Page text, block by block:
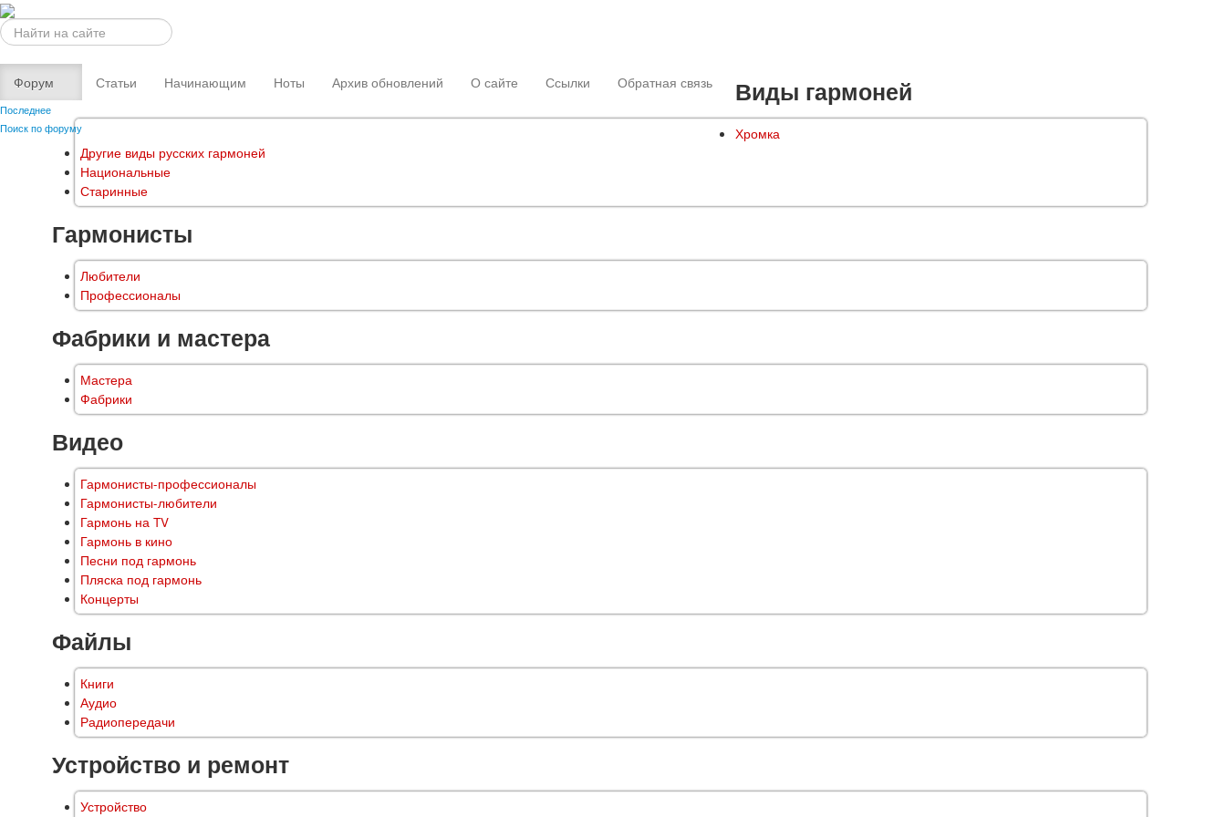
Искать...
Форум
Последнее
Поиск по форуму
Статьи Начинающим Ноты Архив обновлений О сайте Ссылки Обратная связь Виды гармоней
Хромка
Другие виды русских гармоней
Национальные
Старинные
Гармонисты
Любители
Профессионалы
Фабрики и мастера
Мастера
Фабрики
Видео
Гармонисты-профессионалы
Гармонисты-любители
Гармонь на TV
Гармонь в кино
Песни под гармонь
Пляска под гармонь
Концерты
Файлы
Книги
Аудио
Радиопередачи
Устройство и ремонт
Устройство